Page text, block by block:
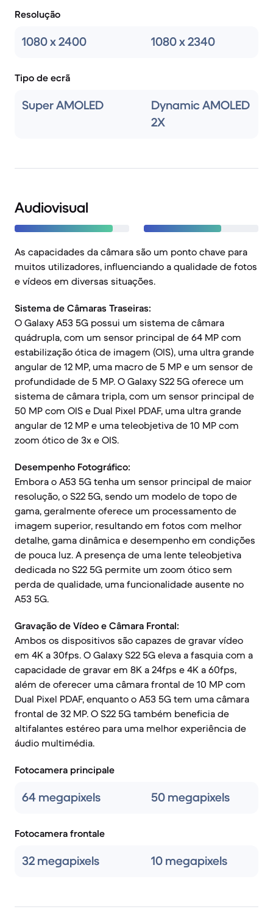
Resolução
1080 x 2400 1080 x 2340
Tipo de ecrã
Super AMOLED
Dynamic AMOLED
2X
Audiovisual
As capacidades da câmara são um ponto chave para
muitos utilizadores, influenciando a qualidade de fotos
e vídeos em diversas situações.
Sistema de Câmaras Traseiras:
O Galaxy A53 5G possui um sistema de câmara
quádrupla, com um sensor principal de 64 MP com
estabilização ótica de imagem (OIS), uma ultra grande
angular de 12 MP, uma macro de 5 MP e um sensor de
profundidade de 5 MP. O Galaxy S22 5G oferece um
sistema de câmara tripla, com um sensor principal de
50 MP com OIS e Dual Pixel PDAF, uma ultra grande
angular de 12 MP e uma teleobjetiva de 10 MP com
zoom ótico de 3x e OIS.
Desempenho Fotográfico:
Embora o A53 5G tenha um sensor principal de maior
resolução, o S22 5G, sendo um modelo de topo de
gama, geralmente oferece um processamento de
imagem superior, resultando em fotos com melhor
detalhe, gama dinâmica e desempenho em condições
de pouca luz. A presença de uma lente teleobjetiva
dedicada no S22 5G permite um zoom ótico sem
perda de qualidade, uma funcionalidade ausente no
A53 5G.
Gravação de Vídeo e Câmara Frontal:
Ambos os dispositivos são capazes de gravar vídeo
em 4K a 30fps. O Galaxy S22 5G eleva a fasquia com a
capacidade de gravar em 8K a 24fps e 4K a 60fps,
além de oferecer uma câmara frontal de 10 MP com
Dual Pixel PDAF, enquanto o A53 5G tem uma câmara
frontal de 32 MP. O S22 5G também beneficia de
altifalantes estéreo para uma melhor experiência de
áudio multimédia.
Fotocamera principale
64 megapixels 50 megapixels
Fotocamera frontale
32 megapixels 10 megapixels